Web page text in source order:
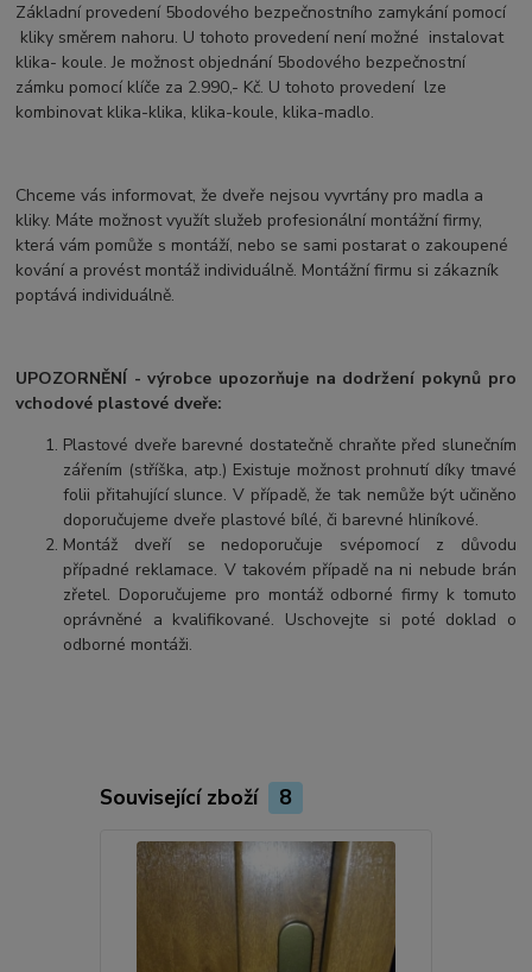
Základní provedení 5bodového bezpečnostního zamykání pomocí
kliky směrem nahoru. U tohoto provedení není možné instalovat
klika- koule. Je možnost objednání 5bodového bezpečnostní
zámku pomocí klíče za 2.990,- Kč. U tohoto provedení lze
kombinovat klika-klika, klika-koule, klika-madlo.
Chceme vás informovat, že dveře nejsou vyvrtány pro madla a
kliky. Máte možnost využít služeb profesionální montážní firmy,
která vám pomůže s montáží, nebo se sami postarat o zakoupené
kování a provést montáž individuálně. Montážní firmu si zákazník
poptává individuálně.
UPOZORNĚNÍ - výrobce upozorňuje na dodržení pokynů pro
vchodové plastové dveře:
Plastové dveře barevné dostatečně chraňte před slunečním
zářením (stříška, atp.) Existuje možnost prohnutí díky tmavé
folii přitahující slunce. V případě, že tak nemůže být učiněno
doporučujeme dveře plastové bílé, či barevné hliníkové.
Montáž dveří se nedoporučuje svépomocí z důvodu
případné reklamace. V takovém případě na ni nebude brán
zřetel. Doporučujeme pro montáž odborné firmy k tomuto
oprávněné a kvalifikované. Uschovejte si poté doklad o
odborné montáži.
Související zboží 8